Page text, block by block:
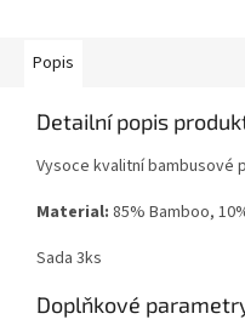
Popis
Detailní popis
Vysoce kvalitní bambusové
Material: 85% Bamboo,
Sada 3ks
Doplňkové